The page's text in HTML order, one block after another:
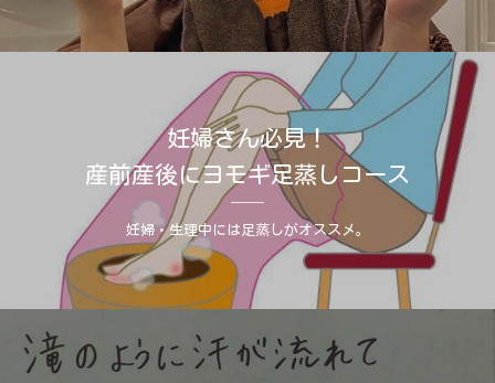
妊婦さん必見！
産前産後にヨモギ足蒸しコース
妊婦・生理中には足蒸しがオススメ。